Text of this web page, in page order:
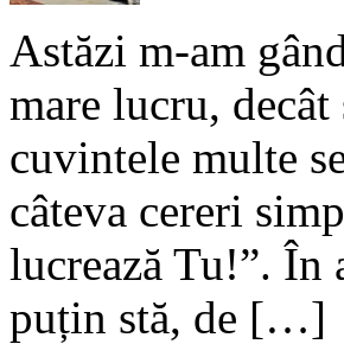
Astăzi m-am
mare lucru, decât
cuvintele multe
câteva cereri
lucrează Tu!”. În
puțin stă, de […]